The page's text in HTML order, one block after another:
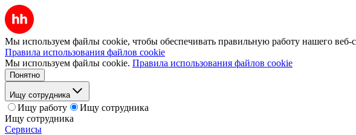
Мы используем файлы cookie, чтобы обеспечивать правильную работу нашего веб-
Правила использования файлов cookie
Мы используем файлы cookie. Правила использования файлов cookie
Понятно
Ищу сотрудника
Ищу работу
Ищу сотрудника
Ищу сотрудника
Сервисы